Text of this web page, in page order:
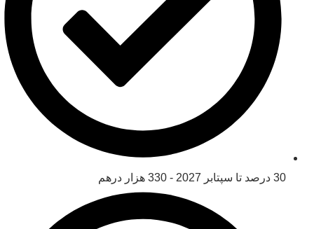
30 درصد تا سپتابر 2027 - 330 هزار درهم